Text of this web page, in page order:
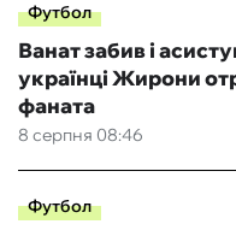
Футбол
8 серпня 08:46
Ванат забив і
українці Жирони
фаната
Футбол